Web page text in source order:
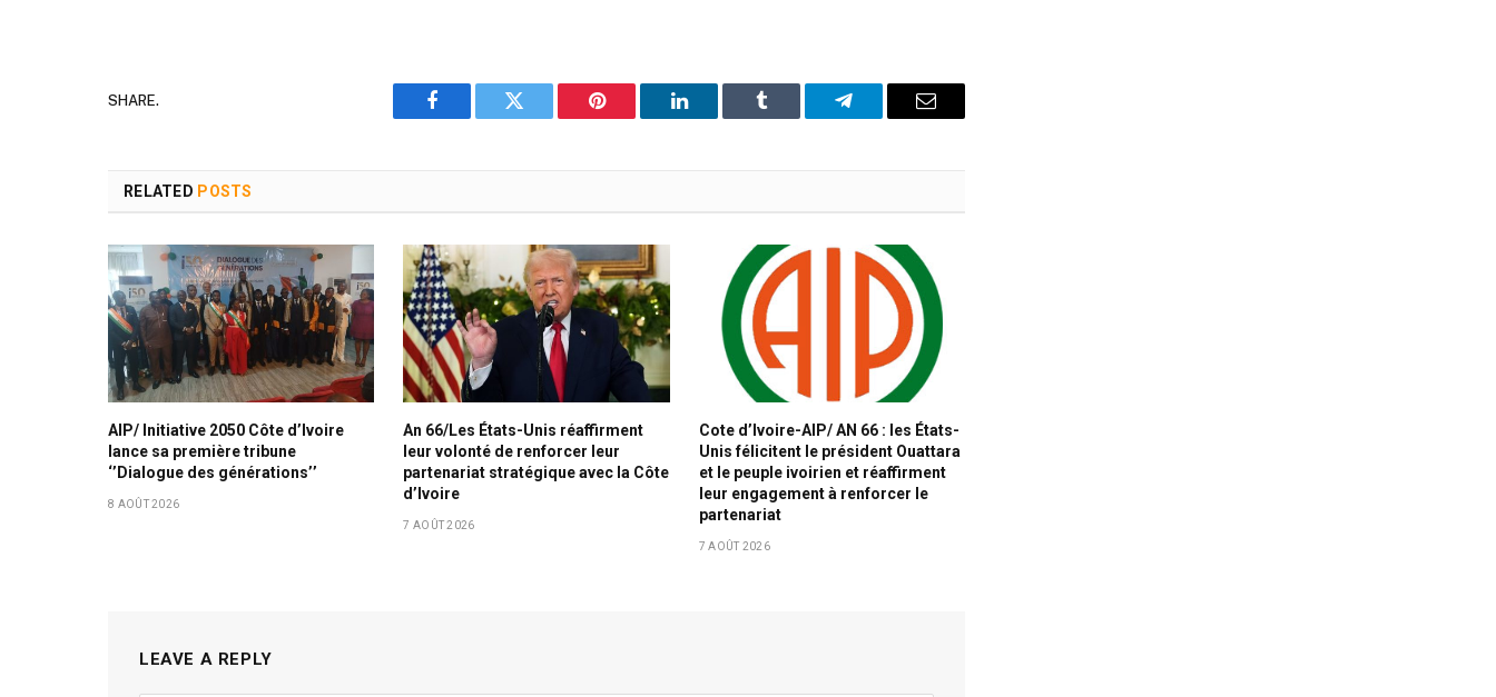
SHARE.
Facebook Twitter Pinterest LinkedIn Tumblr Telegram Email
RELATED POSTS
AIP/ Initiative 2050 Côte d’Ivoire
lance sa première tribune
‘’Dialogue des générations’’
8 AOÛT 2026
An 66/Les États-Unis réaffirment
leur volonté de renforcer leur
partenariat stratégique avec la Côte
d’Ivoire
7 AOÛT 2026
Cote d’Ivoire-AIP/ AN 66 : les États-
Unis félicitent le président Ouattara
et le peuple ivoirien et réaffirment
leur engagement à renforcer le
partenariat
7 AOÛT 2026
LEAVE A REPLY